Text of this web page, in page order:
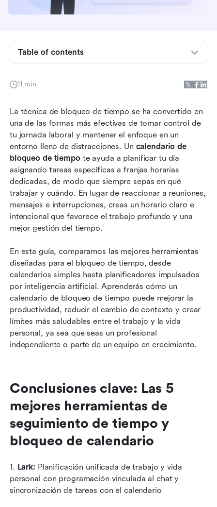
11 min
La técnica de bloqueo de tiempo se ha convertido en
una de las formas más efectivas de tomar control de
tu jornada laboral y mantener el enfoque en un
entorno lleno de distracciones. Un calendario de
bloqueo de tiempo te ayuda a planificar tu día
asignando tareas específicas a franjas horarias
dedicadas, de modo que siempre sepas en qué
trabajar y cuándo. En lugar de reaccionar a reuniones,
mensajes e interrupciones, creas un horario claro e
intencional que favorece el trabajo profundo y una
mejor gestión del tiempo.
En esta guía, comparamos las mejores herramientas
diseñadas para el bloqueo de tiempo, desde
calendarios simples hasta planificadores impulsados
por inteligencia artificial. Aprenderás cómo un
calendario de bloqueo de tiempo puede mejorar la
productividad, reducir el cambio de contexto y crear
límites más saludables entre el trabajo y la vida
personal, ya sea que seas un profesional
independiente o parte de un equipo en crecimiento.
Conclusiones clave: Las 5
mejores herramientas de
seguimiento de tiempo y
bloqueo de calendario
1. Lark: Planificación unificada de trabajo y vida
personal con programación vinculada al chat y
sincronización de tareas con el calendario
Table of contents
Conclusiones clave: Las 5 mejores herramientas
Instantánea de la mejor herramienta de
¿Qué es un calendario de bloqueo de tiempo?
de pago
10 mejores herramientas de calendario para
bloqueo de tiempo
Errores comunes de la planificación por bloques
que se deben evitar
Cómo el método de bloqueo de tiempo mejora
la productividad
Conclusión
Lectura relacionada